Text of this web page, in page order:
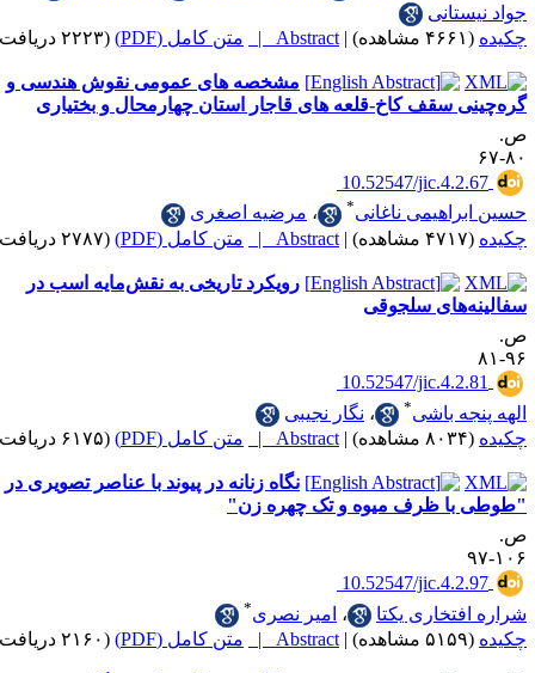
|
Abstract | متن کامل (PDF) (۲۲۲۳ دریافت)
مشخصه های عمومی نقوش هندسی و
سقف کاخ-قلعه های قاجار استان چهارمحال و بختیاری
10.52547/
ناغانی
،مرضیه اصغری
|
Abstract | متن کامل (PDF) (۲۷۸۷ دریافت)
رویکرد تاریخی به نقش‌مایه اسب در
سلجوقی
10.52547/
باشی
،نگار نجیبی
|
Abstract | متن کامل (PDF) (۶۱۷۵ دریافت)
نگاه زنانه در پیوند با عناصر تصویری در
ظرف میوه و تک چهره زن"
10.52547/
یکتا
، امیر نصری
|
Abstract | متن کامل (PDF) (۲۱۶۰ دریافت)